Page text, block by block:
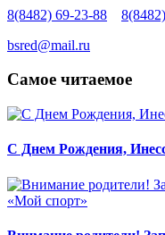
8(8482) 69-23-88
bsred@mail.ru
Самое читаемое
С Днем Рождения,